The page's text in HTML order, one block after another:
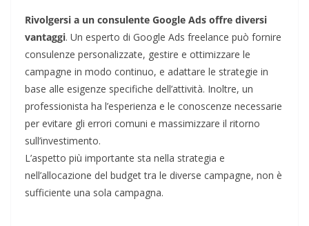
Rivolgersi a un consulente Google Ads offre diversi
vantaggi. Un esperto di Google Ads freelance può fornire
consulenze personalizzate, gestire e ottimizzare le
campagne in modo continuo, e adattare le strategie in
base alle esigenze specifiche dell’attività. Inoltre, un
professionista ha l’esperienza e le conoscenze necessarie
per evitare gli errori comuni e massimizzare il ritorno
sull’investimento.
L’aspetto più importante sta nella strategia e
nell’allocazione del budget tra le diverse campagne, non è
sufficiente una sola campagna.